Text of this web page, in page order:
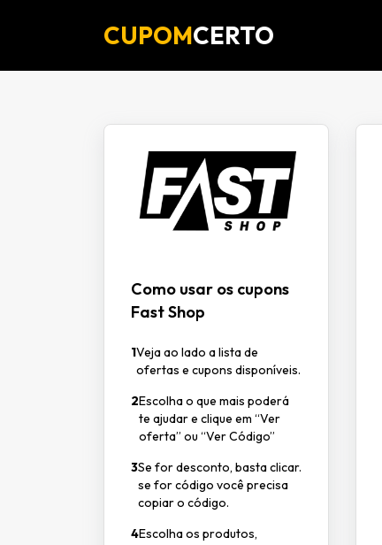
CUPOMCERTO
Como usar os cupons
Fast Shop
1Veja ao lado a lista de
ofertas e cupons disponíveis.
2Escolha o que mais poderá
te ajudar e clique em “Ver
oferta” ou “Ver Código”
3Se for desconto, basta clicar.
se for código você precisa
copiar o código.
4Escolha os produtos,